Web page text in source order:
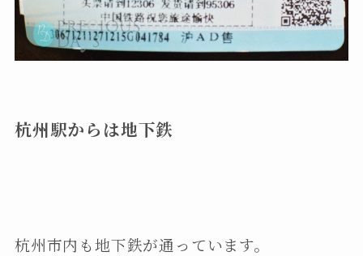
杭州駅からは地下鉄
杭州市内も地下鉄が通っています。